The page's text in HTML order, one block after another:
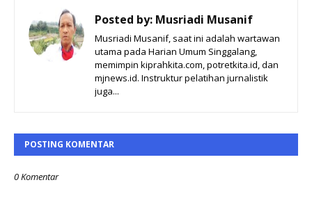
Posted by: Musriadi Musanif
Musriadi Musanif, saat ini adalah wartawan
utama pada Harian Umum Singgalang,
memimpin kiprahkita.com, potretkita.id, dan
mjnews.id. Instruktur pelatihan jurnalistik
juga...
POSTING KOMENTAR
0 Komentar